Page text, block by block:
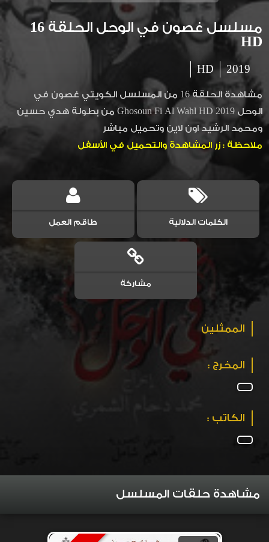
مسلسل غصون في الوحل الحلقة 16
HD
2019
HD
مشاهدة الحلقة 16 من المسلسل الكويتي غصون في
الوحل 2019 Ghosoun Fi Al Wahl HD من بطولة هدي حسين
ومحمد الرشيد اون لاين وتحميل مباشر
ملاحظة : زر المشاهدة والتحميل في الأسفل
الكلمات الدلالية طاقم العمل
مشاركة
الممثلين
المخرج :
الكاتب :
مشاهدة حلقات المسلسل